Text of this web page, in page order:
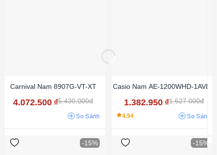
Carnival Nam 8907G-VT-XT
4.072.500 ₫5.430.000đ
So Sánh
Casio Nam AE-1200WHD-1AVDF
1.382.950 ₫1.627.000đ
4.94 So Sánh
-15% -15%